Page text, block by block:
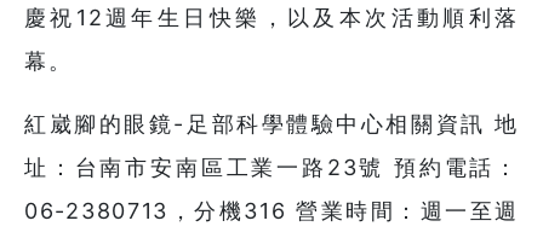
慶祝12週年生日快樂，以及本次活動順利落
幕。
紅崴腳的眼鏡-足部科學體驗中心相關資訊 地
址：台南市安南區工業一路23號 預約電話：
06-2380713，分機316 營業時間：週一至週